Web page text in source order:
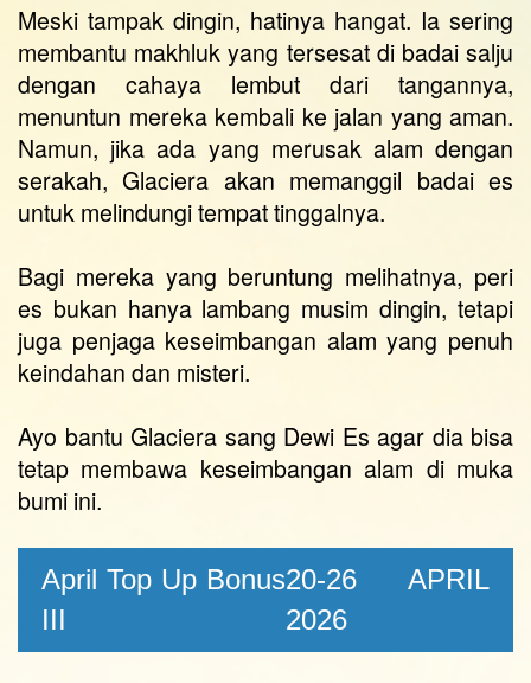
Meski tampak dingin, hatinya hangat. Ia sering
membantu makhluk yang tersesat di badai salju
dengan cahaya lembut dari tangannya,
menuntun mereka kembali ke jalan yang aman.
Namun, jika ada yang merusak alam dengan
serakah, Glaciera akan memanggil badai es
untuk melindungi tempat tinggalnya.
Bagi mereka yang beruntung melihatnya, peri
es bukan hanya lambang musim dingin, tetapi
juga penjaga keseimbangan alam yang penuh
keindahan dan misteri.
Ayo bantu Glaciera sang Dewi Es agar dia bisa
tetap membawa keseimbangan alam di muka
bumi ini.
April Top Up Bonus
III
20-26 APRIL
2026